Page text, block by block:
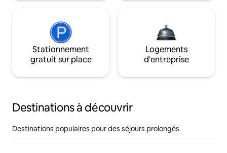
Stationnement
gratuit sur place
Logements
d'entreprise
Destinations à découvrir
Destinations populaires pour des séjours prolongés